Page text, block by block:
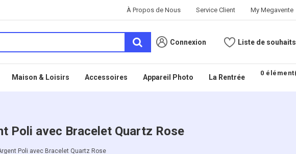
À Propos de Nous Service Client My Megavente
Connexion Liste de souhaits
Maison & Loisirs Accessoires Appareil Photo La Rentrée
0
Poli avec Bracelet Quartz Rose
Poli avec Bracelet Quartz Rose